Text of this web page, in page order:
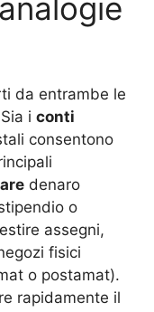
da entrambe le
i conti
consentono
denaro
o
assegni,
fisici
o postamat).
rapidamente il